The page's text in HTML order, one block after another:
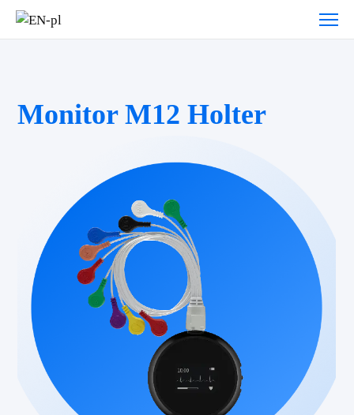
Monitor M12 Holter